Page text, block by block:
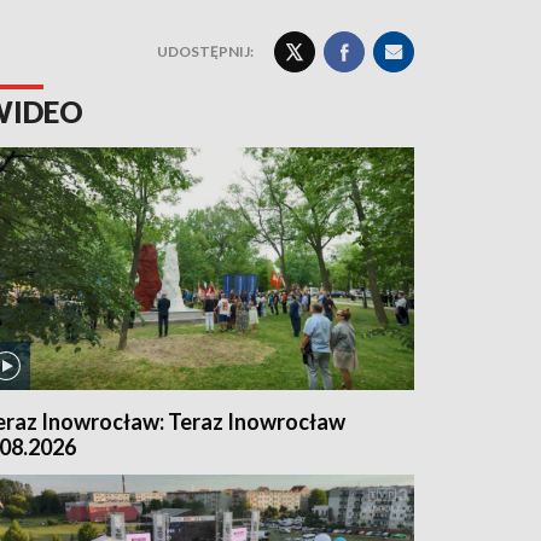
UDOSTĘPNIJ:
Inowrocław: Teraz Inowrocław